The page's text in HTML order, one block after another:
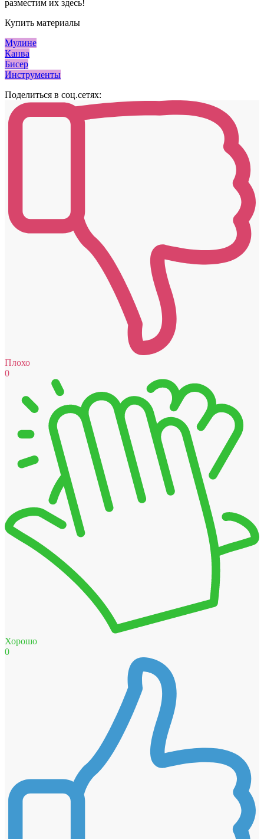
разместим их здесь!
Купить материалы
Мулине
Канва
Бисер
Инструменты
Поделиться в соц.сетях:
Плохо
0
Хорошо
0